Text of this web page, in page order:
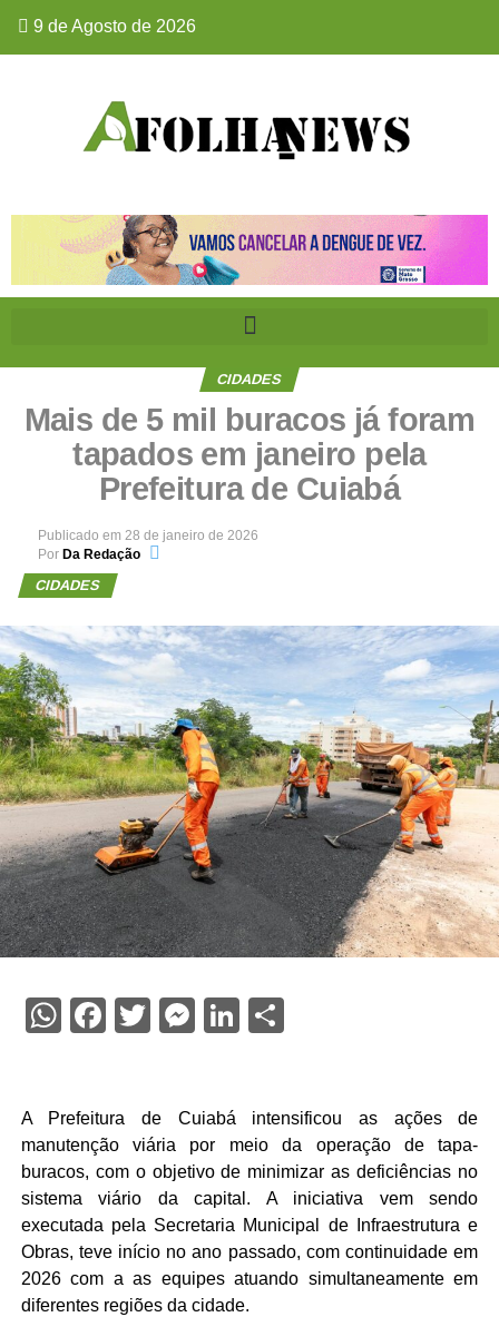
9 de Agosto de 2026
CIDADES
Mais de 5 mil buracos já foram
tapados em janeiro pela
Prefeitura de Cuiabá
Publicado em 28 de janeiro de 2026
Por Da Redação
CIDADES
WhatsApp
Facebook
TwitterMessenger
LinkedIn
A Prefeitura de Cuiabá intensificou as ações de
manutenção viária por meio da operação de tapa-
buracos, com o objetivo de minimizar as deficiências no
sistema viário da capital. A iniciativa vem sendo
executada pela Secretaria Municipal de Infraestrutura e
Obras, teve início no ano passado, com continuidade em
2026 com a as equipes atuando simultaneamente em
diferentes regiões da cidade.